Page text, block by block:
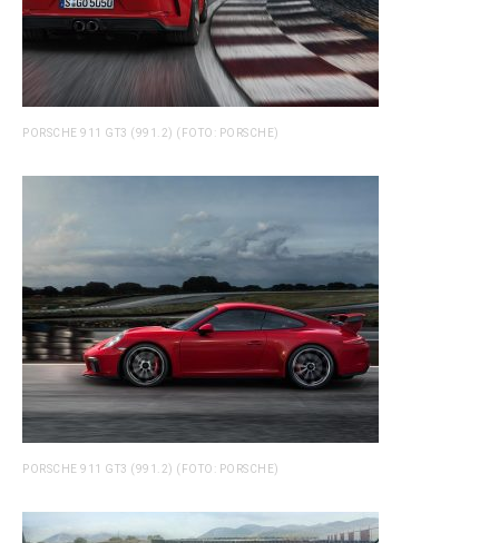
PORSCHE 911 GT3 (991.2) (FOTO: PORSCHE)
PORSCHE 911 GT3 (991.2) (FOTO: PORSCHE)